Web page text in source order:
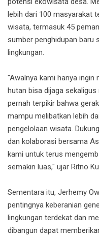
lebih dari 100 masyarakat
wisata, termasuk 45
sumber penghidupan baru
lingkungan.
"Awalnya kami hanya
hutan bisa dijaga
pernah terpikir bahwa
mampu melibatkan lebih
pengelolaan wisata.
dan kolaborasi bersama
kami untuk terus
semakin luas," ujar Ritno
Sementara itu, Jerhemy
pentingnya keberanian
lingkungan terdekat dan
dibangun dapat